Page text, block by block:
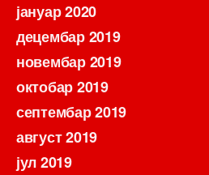
јануар 2020
децембар 2019
новембар 2019
октобар 2019
септембар 2019
август 2019
јул 2019